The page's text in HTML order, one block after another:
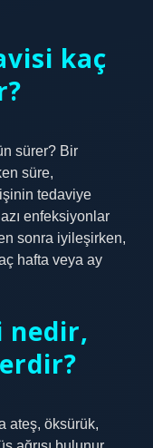
kaç
sürer? Bir
süre,
tedaviye
enfeksiyonlar
sonra iyileşirken,
hafta veya ay
nedir,
ateş, öksürük,